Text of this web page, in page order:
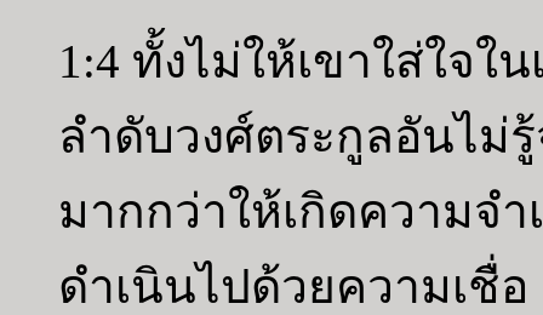
1:4 ทั้งไม่ให้เขาใส่ใจใ
ลำดับวงศ์ตระกูลอันไม่
มากกว่าให้เกิดความจ
ดำเนินไปด้วยความเชื่